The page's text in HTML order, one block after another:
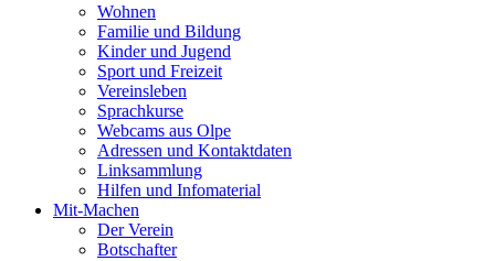
Wohnen
Familie und Bildung
Kinder und Jugend
Sport und Freizeit
Vereinsleben
Sprachkurse
Webcams aus Olpe
Adressen und Kontaktdaten
Linksammlung
Hilfen und Infomaterial
Mit-Machen
Der Verein
Botschafter